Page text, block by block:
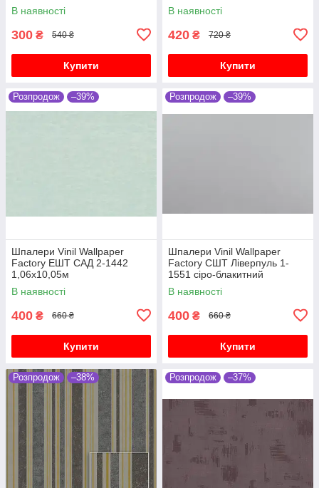
В наявності
300 ₴ 540 ₴
Купити
В наявності
420 ₴ 720 ₴
Купити
Розпродож –39%
Шпалери Vinil Wallpaper
Factory ЕШТ САД 2-1442
1,06х10,05м
В наявності
400 ₴ 660 ₴
Купити
Розпродож –39%
Шпалери Vinil Wallpaper
Factory СШТ Ліверпуль 1-
1551 сіро-блакитний
1,06х10,05м
В наявності
400 ₴ 660 ₴
Купити
Розпродож –38% Розпродож –37%